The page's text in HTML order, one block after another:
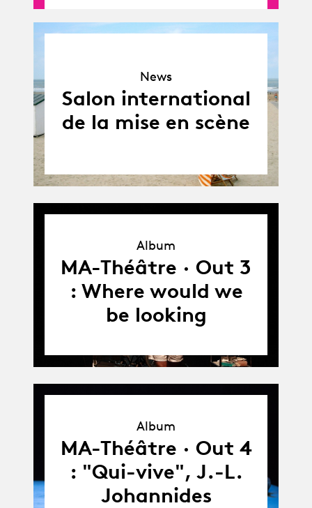
News
Salon international
de la mise en scène
Album
MA-Théâtre · Out 3
: Where would we
be looking
Album
MA-Théâtre · Out 4
: "Qui-vive", J.-L.
Johannides